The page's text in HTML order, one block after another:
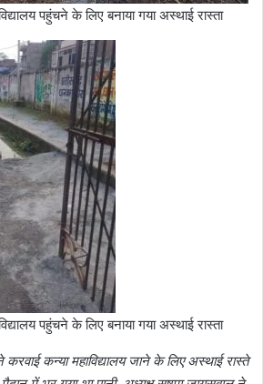
पहुंचने के लिए बनाया गया अस्थाई रास्ता
पहुंचने के लिए बनाया गया अस्थाई रास्ता
करवाई कन्या महाविद्यालय जाने के लिए अस्थाई रास्ते